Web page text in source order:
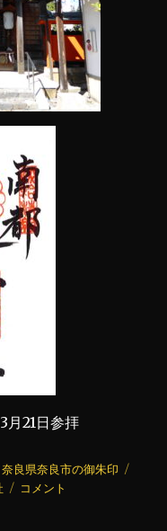
21日参拝
,奈良県奈良市の御朱印
崇
コメント